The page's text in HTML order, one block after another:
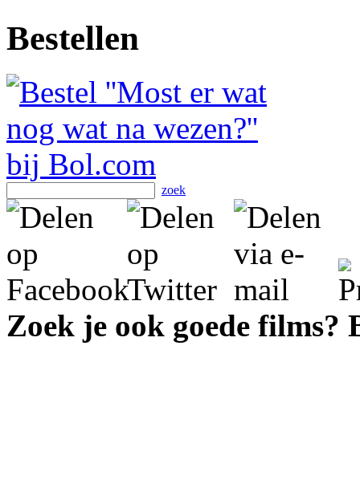
Bestellen
zoek
Zoek je ook goede films?